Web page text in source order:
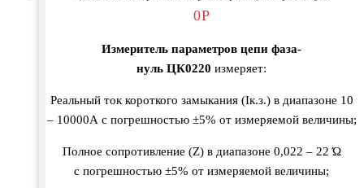
0Р
Измеритель параметров цепи фаза-
нуль ЦК0220 измеряет:
Реальныйтоккороткого замыкания(Ік.з.) в диапазоне 10
– 10000Ас погрешностью±5% от измеряемойвеличины;
Полное сопротивление (Z) в диапазоне 0,022 – 22 Ώ
с погрешностью ±5% от измеряемой величины;